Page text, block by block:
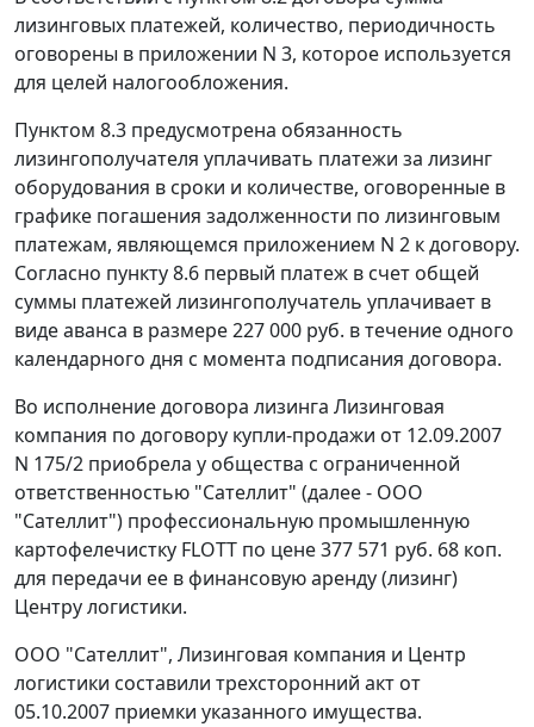
лизинговых платежей, количество, периодичность
оговорены в приложении N 3, которое используется
для целей налогообложения.
Пунктом 8.3 предусмотрена обязанность
лизингополучателя уплачивать платежи за лизинг
оборудования в сроки и количестве, оговоренные в
графике погашения задолженности по лизинговым
платежам, являющемся приложением N 2 к договору.
Согласно пункту 8.6 первый платеж в счет общей
суммы платежей лизингополучатель уплачивает в
виде аванса в размере 227 000 руб. в течение одного
календарного дня с момента подписания договора.
Во исполнение договора лизинга Лизинговая
компания по договору купли-продажи от 12.09.2007
N 175/2 приобрела у общества с ограниченной
ответственностью "Сателлит" (далее - ООО
"Сателлит") профессиональную промышленную
картофелечистку FLOTT по цене 377 571 руб. 68 коп.
для передачи ее в финансовую аренду (лизинг)
Центру логистики.
ООО "Сателлит", Лизинговая компания и Центр
логистики составили трехсторонний акт от
05.10.2007 приемки указанного имущества.